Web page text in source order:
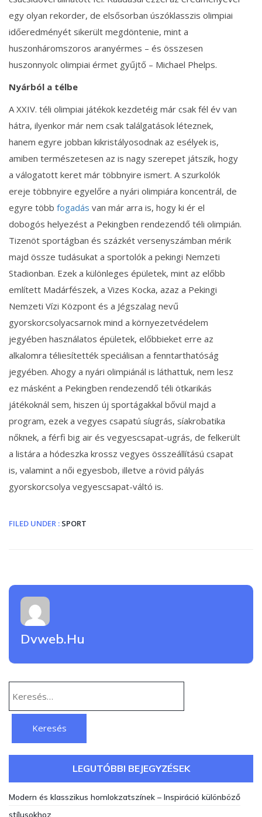
egy olyan rekorder, de elsősorban úszóklasszis olimpiai
időeredményét sikerült megdöntenie, mint a
huszonháromszoros aranyérmes – és összesen
huszonnyolc olimpiai érmet gyűjtő – Michael Phelps.
Nyárból a télbe
A XXIV. téli olimpiai játékok kezdetéig már csak fél év van
hátra, ilyenkor már nem csak találgatások léteznek,
hanem egyre jobban kikristályosodnak az esélyek is,
amiben természetesen az is nagy szerepet játszik, hogy
a válogatott keret már többnyire ismert. A szurkolók
ereje többnyire egyelőre a nyári olimpiára koncentrál, de
egyre több fogadás van már arra is, hogy ki ér el
dobogós helyezést a Pekingben rendezendő téli olimpián.
Tizenöt sportágban és százkét versenyszámban mérik
majd össze tudásukat a sportolók a pekingi Nemzeti
Stadionban. Ezek a különleges épületek, mint az előbb
említett Madárfészek, a Vizes Kocka, azaz a Pekingi
Nemzeti Vízi Központ és a Jégszalag nevű
gyorskorcsolyacsarnok mind a környezetvédelem
jegyében használatos épületek, előbbieket erre az
alkalomra téliesítették speciálisan a fenntarthatóság
jegyében. Ahogy a nyári olimpiánál is láthattuk, nem lesz
ez másként a Pekingben rendezendő téli ötkarikás
játékoknál sem, hiszen új sportágakkal bővül majd a
program, ezek a vegyes csapatú síugrás, síakrobatika
nőknek, a férfi big air és vegyescsapat-ugrás, de felkerült
a listára a hódeszka krossz vegyes összeállítású csapat
is, valamint a női egyesbob, illetve a rövid pályás
gyorskorcsolya vegyescsapat-váltó is.
FILED UNDER : SPORT
Dvweb.hu
LEGUTÓBBI BEJEGYZÉSEK
Modern és klasszikus homlokzatszínek – Inspiráció különböző
stílusokhoz